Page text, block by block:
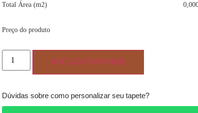
Total Área (m2)
Preço do produto
ADC AO CARRINHO
Dúvidas sobre como personalizar seu tapete?